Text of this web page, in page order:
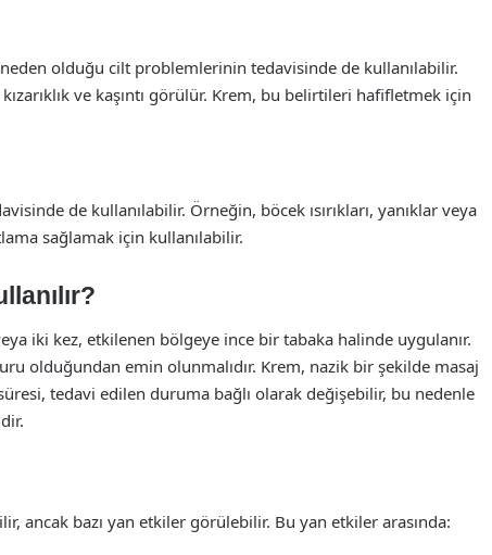
olduğu cilt problemlerinin tedavisinde de kullanılabilir.
ve kaşıntı görülür. Krem, bu belirtileri hafifletmek için
de kullanılabilir. Örneğin, böcek ısırıkları, yanıklar veya
sağlamak için kullanılabilir.
iki kez, etkilenen bölgeye ince bir tabaka halinde uygulanır.
olduğundan emin olunmalıdır. Krem, nazik bir şekilde masaj
tedavi edilen duruma bağlı olarak değişebilir, bu nedenle
ancak bazı yan etkiler görülebilir. Bu yan etkiler arasında: